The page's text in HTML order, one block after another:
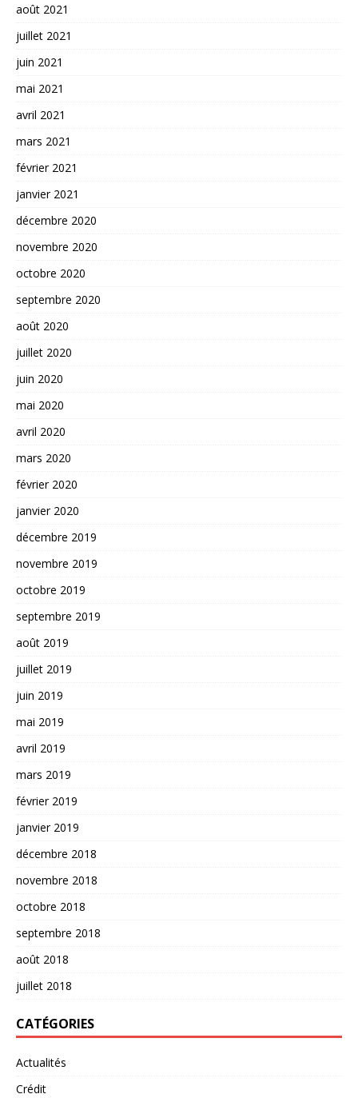
août 2021
juillet 2021
juin 2021
mai 2021
avril 2021
mars 2021
février 2021
janvier 2021
décembre 2020
novembre 2020
octobre 2020
septembre 2020
août 2020
juillet 2020
juin 2020
mai 2020
avril 2020
mars 2020
février 2020
janvier 2020
décembre 2019
novembre 2019
octobre 2019
septembre 2019
août 2019
juillet 2019
juin 2019
mai 2019
avril 2019
mars 2019
février 2019
janvier 2019
décembre 2018
novembre 2018
octobre 2018
septembre 2018
août 2018
juillet 2018
CATÉGORIES
Actualités
Crédit